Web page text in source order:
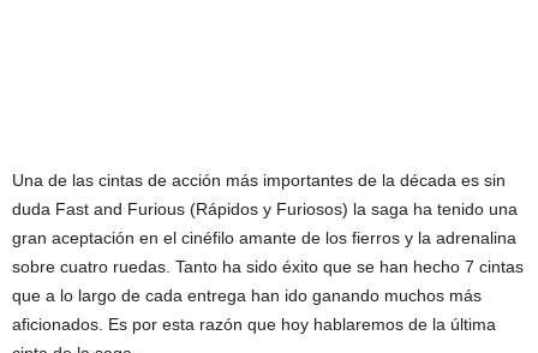
Una de las cintas de acción más importantes de la década es sin
duda Fast and Furious (Rápidos y Furiosos) la saga ha tenido una
gran aceptación en el cinéfilo amante de los fierros y la adrenalina
sobre cuatro ruedas. Tanto ha sido éxito que se han hecho 7 cintas
que a lo largo de cada entrega han ido ganando muchos más
aficionados. Es por esta razón que hoy hablaremos de la última